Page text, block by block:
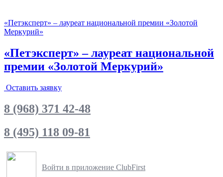
«Петэксперт» – лауреат национальной премии «Золотой
Меркурий»
«Петэксперт» – лауреат национальной
премии «Золотой Меркурий»
Оставить заявку
8 (968) 371 42-48
8 (495) 118 09-81
Войти в приложение ClubFirst